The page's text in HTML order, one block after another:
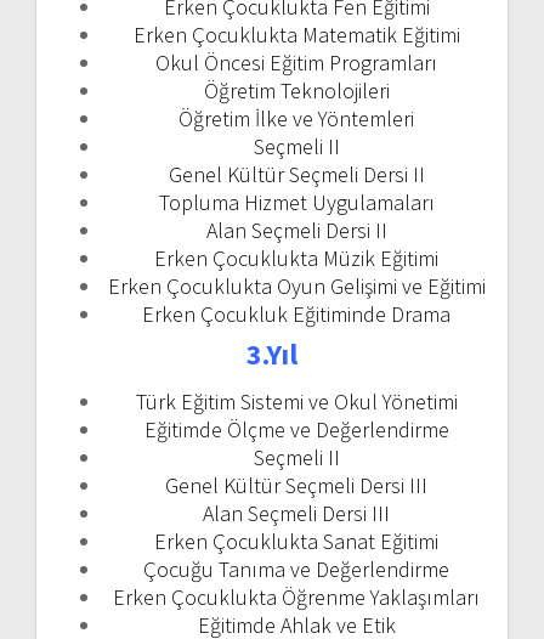
Erken Çocuklukta Fen Eğitimi
Erken Çocuklukta Matematik Eğitimi
Okul Öncesi Eğitim Programları
Öğretim Teknolojileri
Öğretim İlke ve Yöntemleri
Seçmeli II
Genel Kültür Seçmeli Dersi II
Topluma Hizmet Uygulamaları
Alan Seçmeli Dersi II
Erken Çocuklukta Müzik Eğitimi
Erken Çocuklukta Oyun Gelişimi ve Eğitimi
Erken Çocukluk Eğitiminde Drama
3.Yıl
Türk Eğitim Sistemi ve Okul Yönetimi
Eğitimde Ölçme ve Değerlendirme
Seçmeli II
Genel Kültür Seçmeli Dersi III
Alan Seçmeli Dersi III
Erken Çocuklukta Sanat Eğitimi
Çocuğu Tanıma ve Değerlendirme
Erken Çocuklukta Öğrenme Yaklaşımları
Eğitimde Ahlak ve Etik